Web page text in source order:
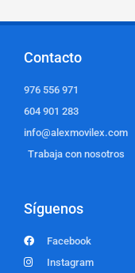
Contacto
976 556 971
604 901 283
info@alexmovilex.com
Trabaja con nosotros
Síguenos
Facebook
Instagram